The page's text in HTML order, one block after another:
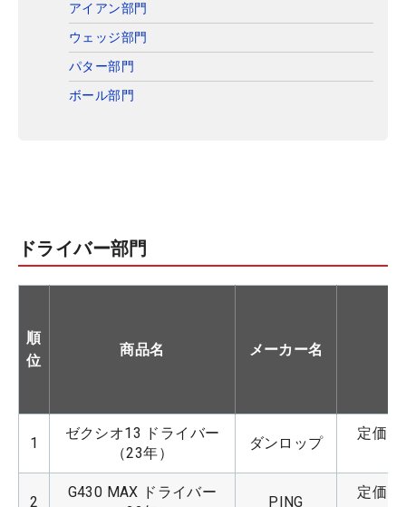
アイアン部門
ウェッジ部門
パター部門
ボール部門
ドライバー部門
順
位
商品名 メーカー名
1
ゼクシオ13 ドライバー
（23年）
ダンロップ
定価
2
G430 MAX ドライバー
PING
定価